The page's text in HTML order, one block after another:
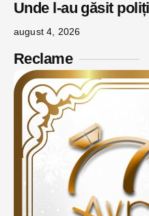
Unde l-au găsit
august 4, 2026
Reclame